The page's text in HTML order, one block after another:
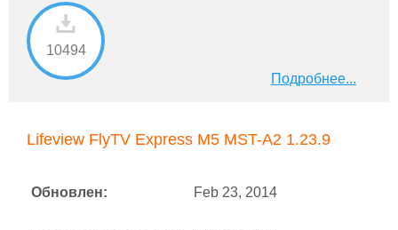
10494
Подробнее...
Lifeview FlyTV Express M5 MST-A2 1.23.9
Обновлен: Feb 23, 2014